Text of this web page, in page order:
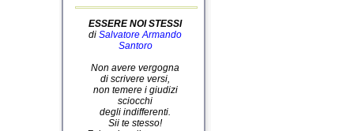
ESSERE NOI STESSI
di Salvatore Armando
Santoro
Non avere vergogna
di scrivere versi,
non temere i giudizi
sciocchi
degli indifferenti.
Sii te stesso!